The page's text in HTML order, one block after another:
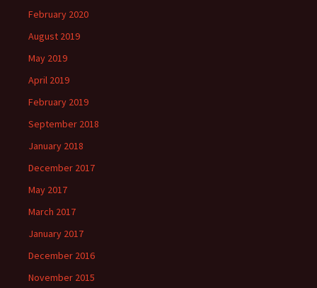
February 2020
August 2019
May 2019
April 2019
February 2019
September 2018
January 2018
December 2017
May 2017
March 2017
January 2017
December 2016
November 2015